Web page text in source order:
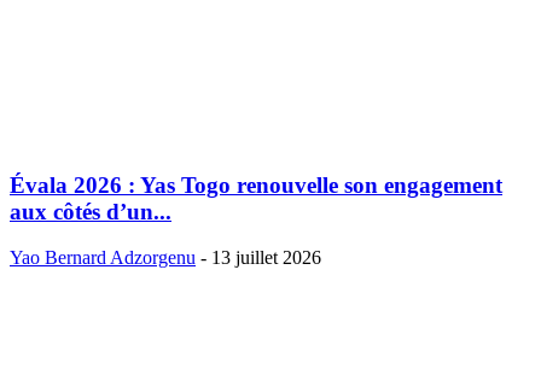
Évala 2026 : Yas Togo renouvelle son engagement
aux côtés d’un...
Yao Bernard Adzorgenu - 13 juillet 2026